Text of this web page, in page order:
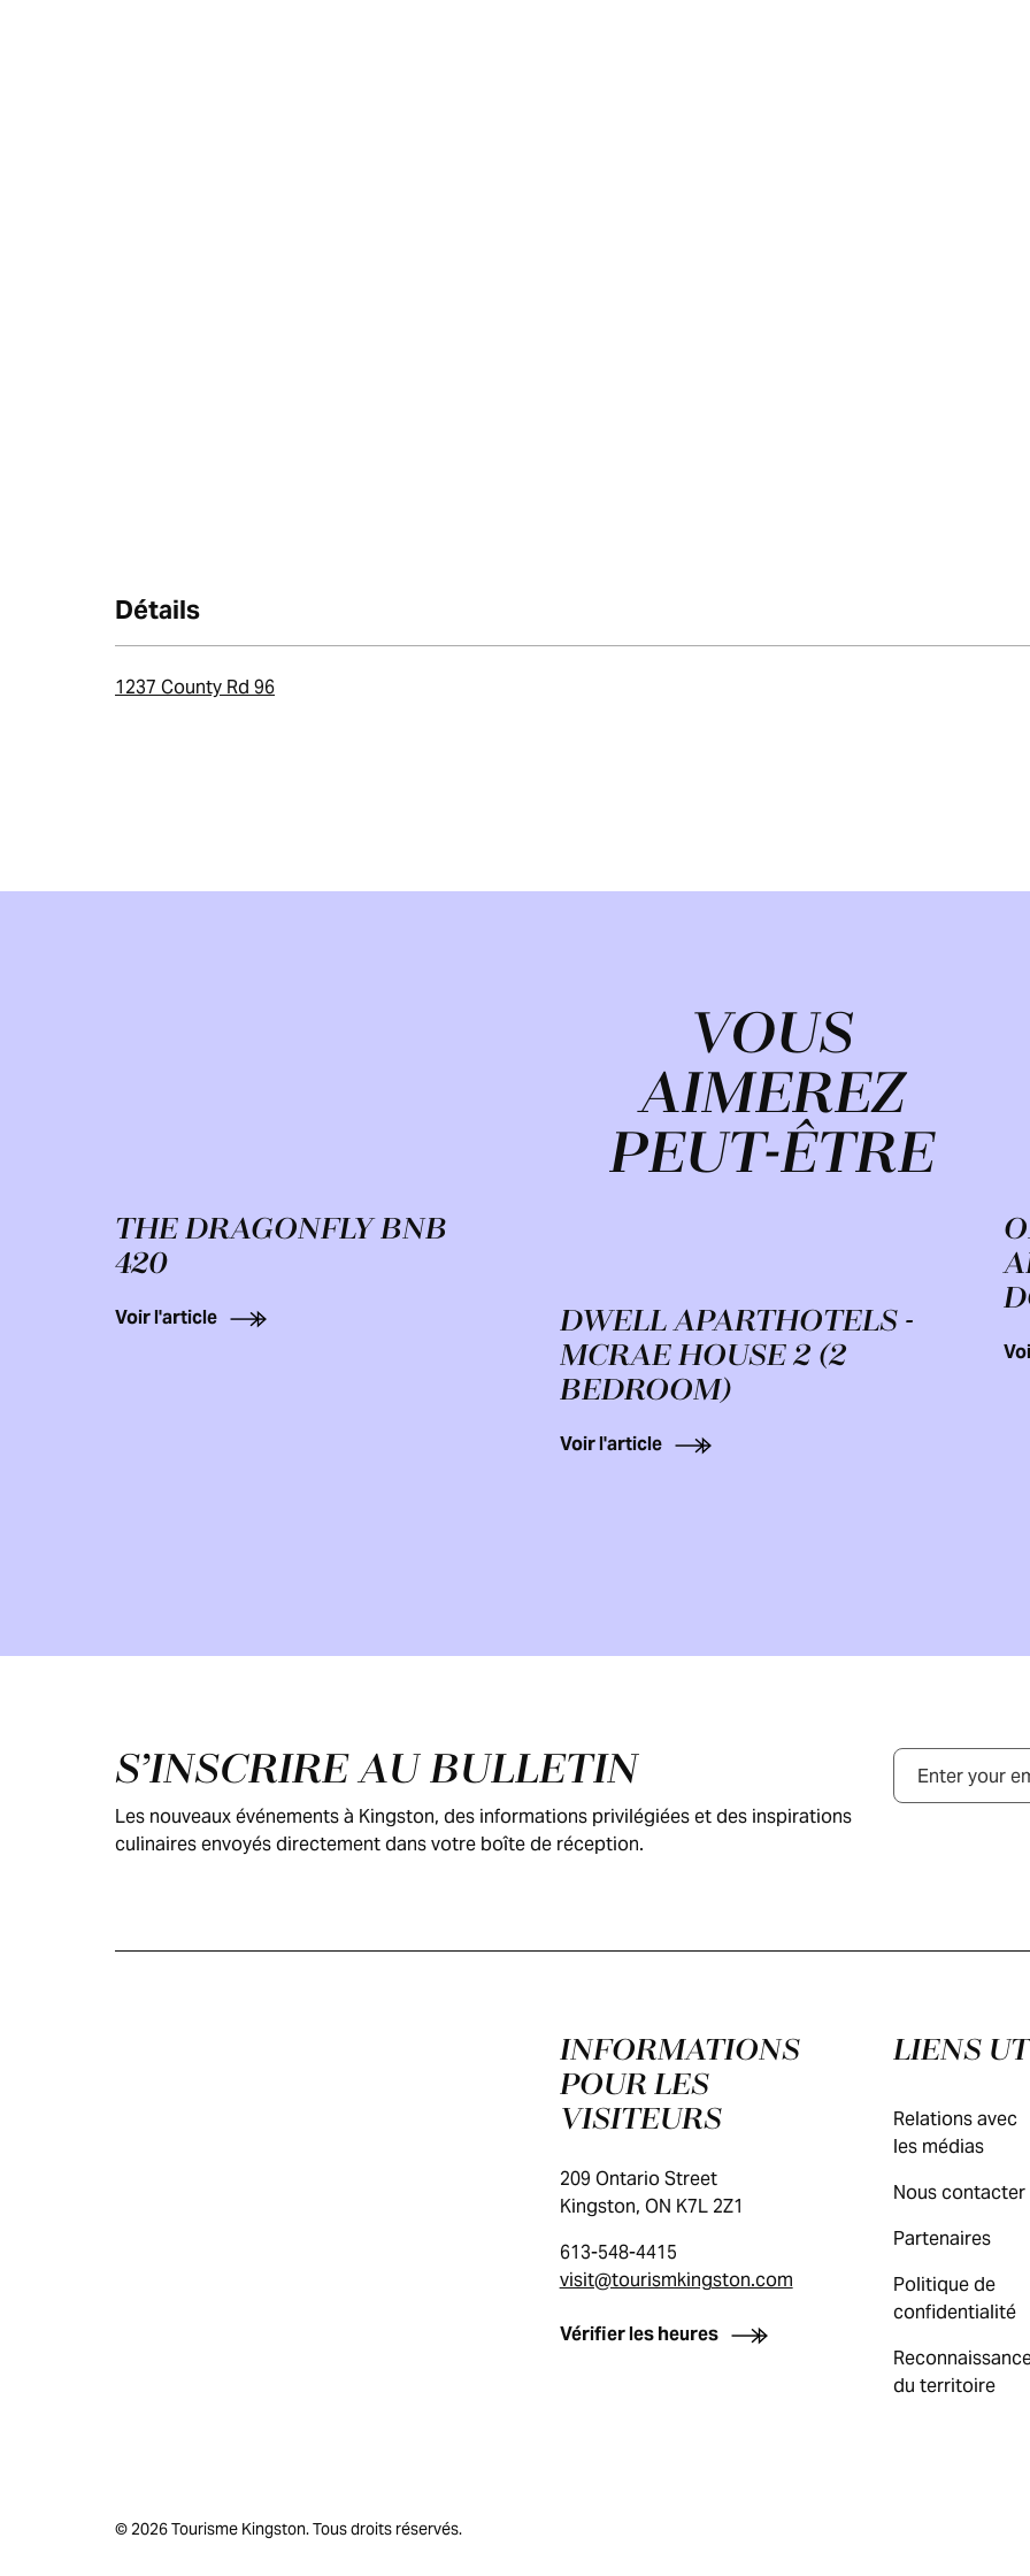
Détails
1237 County Rd 96
VOUS
AIMEREZ
PEUT-ÊTRE
THE DRAGONFLY BNB
420
Voir l'article
DWELL APARTHOTELS -
MCRAE HOUSE 2 (2
BEDROOM)
Voir l'article
S’INSCRIRE AU BULLETIN
Les nouveaux événements à Kingston, des informations privilégiées et des inspirations
culinaires envoyés directement dans votre boîte de réception.
Courriel
INFORMATIONS
POUR LES
VISITEURS
209 Ontario Street
Kingston, ON K7L 2Z1
613-548-4415
visit@tourismkingston.com
Vérifier les heures
LIENS
Relations avec
les médias
Nous contacter
Partenaires
Politique de
confidentialité
du territoire
© 2026 Tourisme Kingston. Tous droits réservés.